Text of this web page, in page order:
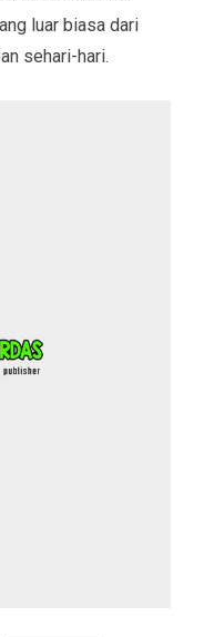
luar biasa dari
sehari-hari.